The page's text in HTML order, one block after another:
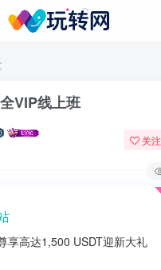
VIP线上班
关注
享高达1,500 USDT迎新大礼